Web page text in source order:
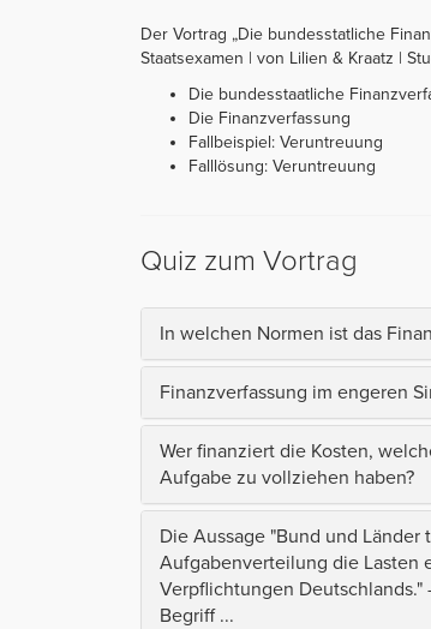
Der Vortrag „Die bundesstatliche
Staatsexamen | von Lilien & Kraatz |
Die bundesstaatliche
Die Finanzverfassung
Fallbeispiel: Veruntreuung
Falllösung: Veruntreuung
Quiz zum Vortrag
In welchen Normen ist das
Finanzverfassung im engeren
Wer finanziert die Kosten,
Aufgabe zu vollziehen haben?
Die Aussage "Bund und
Aufgabenverteilung die Lasten
Verpflichtungen Deutschlands."
Begriff ...